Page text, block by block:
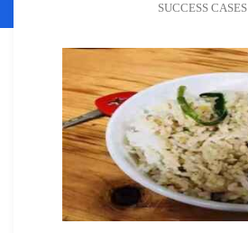
SUCCESS CASES